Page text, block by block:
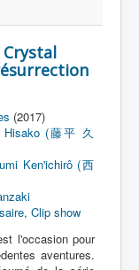
Crystal
(2017)
Hisako (藤平 久
Ken'ichirô (西
, Clip show
l'occasion pour
aventures.